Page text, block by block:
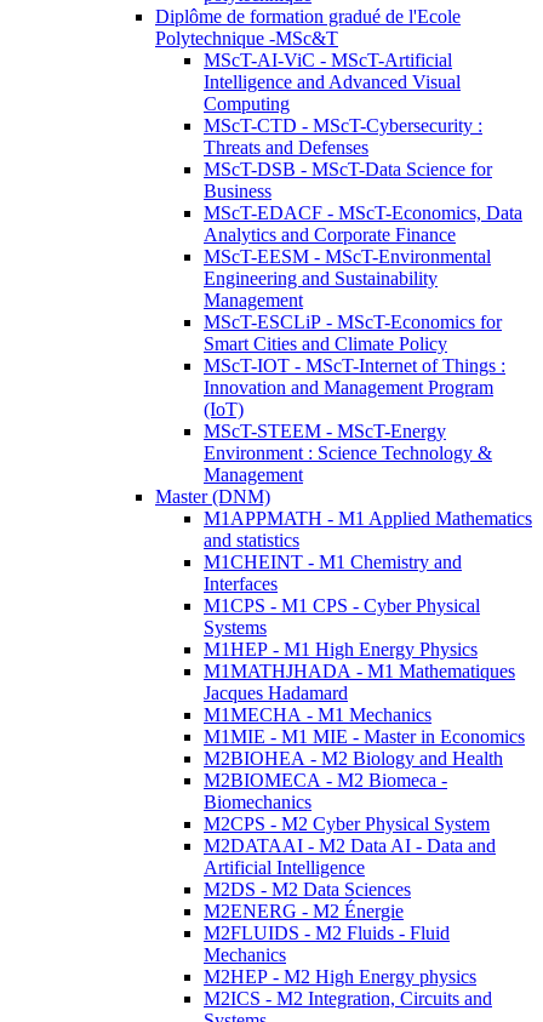
Diplôme de formation gradué de l'Ecole
Polytechnique -MSc&T
MScT-AI-ViC - MScT-Artificial
Intelligence and Advanced Visual
Computing
MScT-CTD - MScT-Cybersecurity :
Threats and Defenses
MScT-DSB - MScT-Data Science for
Business
MScT-EDACF - MScT-Economics, Data
Analytics and Corporate Finance
MScT-EESM - MScT-Environmental
Engineering and Sustainability
Management
MScT-ESCLiP - MScT-Economics for
Smart Cities and Climate Policy
MScT-IOT - MScT-Internet of Things :
Innovation and Management Program
(IoT)
MScT-STEEM - MScT-Energy
Environment : Science Technology &
Management
Master (DNM)
M1APPMATH - M1 Applied Mathematics
and statistics
M1CHEINT - M1 Chemistry and
Interfaces
M1CPS - M1 CPS - Cyber Physical
Systems
M1HEP - M1 High Energy Physics
M1MATHJHADA - M1 Mathematiques
Jacques Hadamard
M1MECHA - M1 Mechanics
M1MIE - M1 MIE - Master in Economics
M2BIOHEA - M2 Biology and Health
M2BIOMECA - M2 Biomeca -
Biomechanics
M2CPS - M2 Cyber Physical System
M2DATAAI - M2 Data AI - Data and
Artificial Intelligence
M2DS - M2 Data Sciences
M2ENERG - M2 Énergie
M2FLUIDS - M2 Fluids - Fluid
Mechanics
M2HEP - M2 High Energy physics
M2ICS - M2 Integration, Circuits and